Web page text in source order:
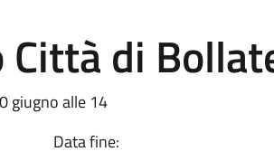
Città di
giugno alle 14
Data fine: